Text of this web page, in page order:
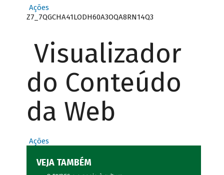
Ações
Z7_7QGCHA41LODH60A3OQA8RN14Q3
Visualizador
do Conteúdo
da Web
Ações
VEJA TAMBÉM